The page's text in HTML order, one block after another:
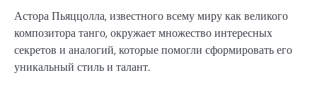
Астора Пьяццолла, известного всему миру как великого
композитора танго, окружает множество интересных
секретов и аналогий, которые помогли сформировать его
уникальный стиль и талант.